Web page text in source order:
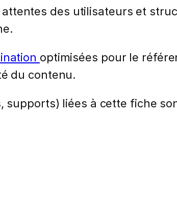
des utilisateurs et
optimisées pour le
du contenu.
supports) liées à cette fiche